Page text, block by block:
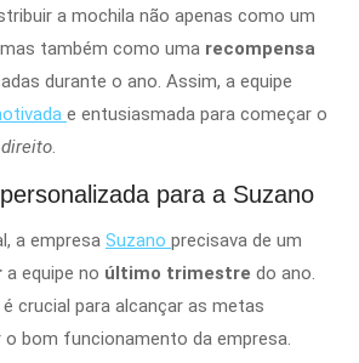
a mochila não apenas como um
também como uma recompensa
durante o ano. Assim, a equipe
e entusiasmada para começar o
para a Suzano
a empresa Suzano precisava de um
a equipe no último trimestre do ano.
crucial para alcançar as metas
bom funcionamento da empresa.